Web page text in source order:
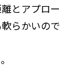
とアプロー
らかいので